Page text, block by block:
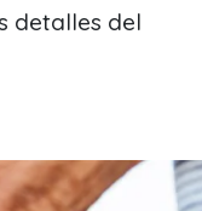
detalles del